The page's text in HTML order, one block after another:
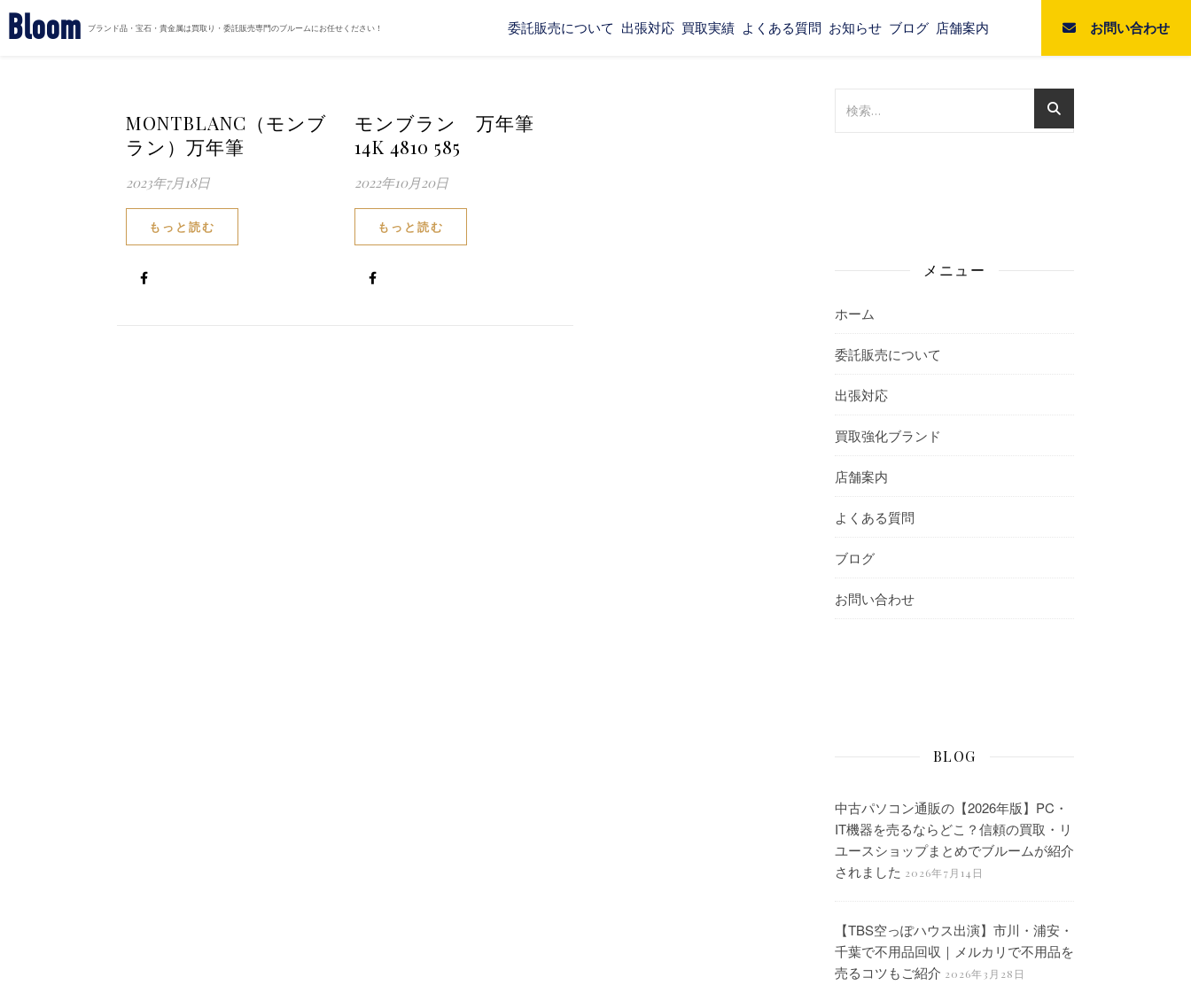
Bloom ブランド品・宝石・貴金属は買取り・委託販売専門のブルームにお任せください！ 委託販売について 出張対応 買取実績 よくある質問 お知らせ ブログ 店舗案内 お問い合わせ
MONTBLANC（モンブ
ラン）万年筆
2023年7月18日
もっと読む
モンブラン 万年筆
14K 4810 585
2022年10月20日
もっと読む
メニュー
ホーム
委託販売について
出張対応
買取強化ブランド
店舗案内
よくある質問
ブログ
お問い合わせ
BLOG
中古パソコン通販の【2026年版】PC・
IT機器を売るならどこ？信頼の買取・リ
ユースショップまとめでブルームが紹介
されました 2026年7月14日
【TBS空っぽハウス出演】市川・浦安・
千葉で不用品回収｜メルカリで不用品を
売るコツもご紹介 2026年3月28日